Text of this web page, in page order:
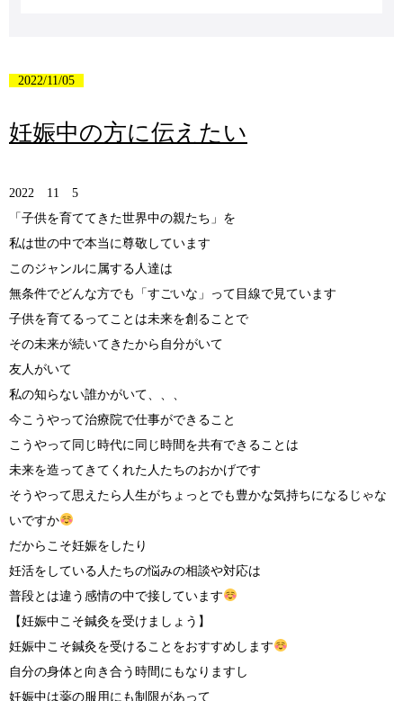
2022/11/05
妊娠中の方に伝えたい
2022 11 5
「子供を育ててきた世界中の親たち」を
私は世の中で本当に尊敬しています
このジャンルに属する人達は
無条件でどんな方でも「すごいな」って目線で見ています
子供を育てるってことは未来を創ることで
その未来が続いてきたから自分がいて
友人がいて
私の知らない誰かがいて、、、
今こうやって治療院で仕事ができること
こうやって同じ時代に同じ時間を共有できることは
未来を造ってきてくれた人たちのおかげです
そうやって思えたら人生がちょっとでも豊かな気持ちになるじゃな
いですか
だからこそ妊娠をしたり
妊活をしている人たちの悩みの相談や対応は
普段とは違う感情の中で接しています
【妊娠中こそ鍼灸を受けましょう】
妊娠中こそ鍼灸を受けることをおすすめします
自分の身体と向き合う時間にもなりますし
妊娠中は薬の服用にも制限があって